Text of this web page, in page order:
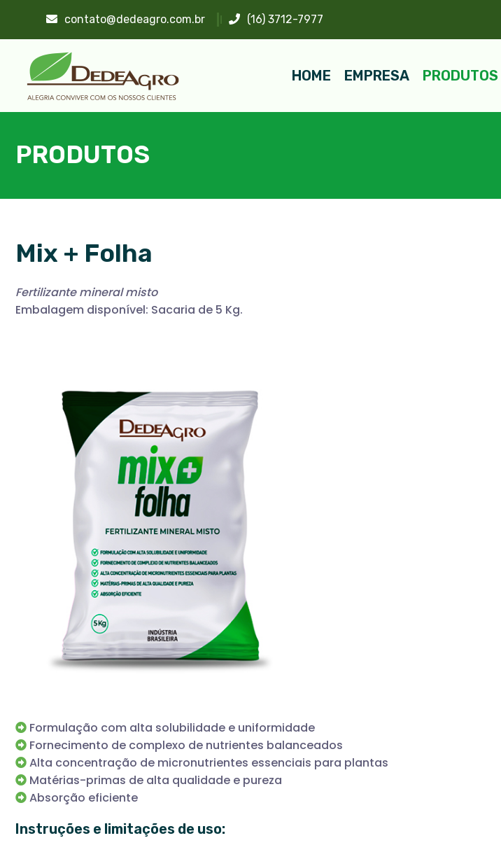
contato@dedeagro.com.br (16) 3712-7977
HOME EMPRESA PRODUTOS
PRODUTOS
Mix + Folha
Fertilizante mineral misto
Embalagem disponível: Sacaria de 5 Kg.
Formulação com alta solubilidade e uniformidade
Fornecimento de complexo de nutrientes balanceados
Alta concentração de micronutrientes essenciais para plantas
Matérias-primas de alta qualidade e pureza
Absorção eficiente
Instruções e limitações de uso: